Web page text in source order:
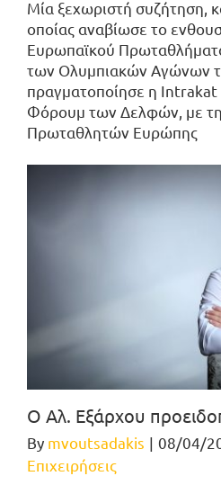
Μία ξεχωριστή συζήτηση,
οποίας αναβίωσε το
Ευρωπαϊκού
των Ολυμπιακών Αγώνων
πραγματοποίησε η Intrakat
Φόρουμ των Δελφών, με
Πρωταθλητών Ευρώπης
Ο Αλ. Εξάρχου
By mvoutsadakis | 08/04/
Επιχειρήσεις